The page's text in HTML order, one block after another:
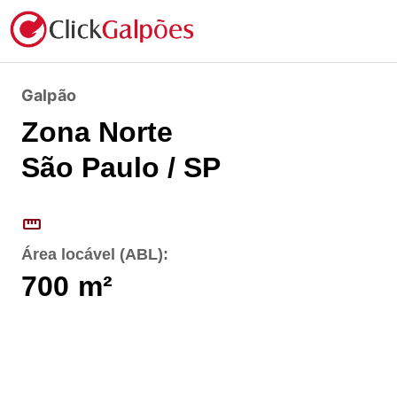
Galpão
Zona Norte
São Paulo / SP
straighten
Área locável (ABL):
700 m²